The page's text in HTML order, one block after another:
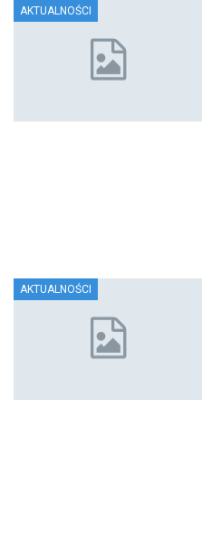
AKTUALNOŚCI
AKTUALNOŚCI